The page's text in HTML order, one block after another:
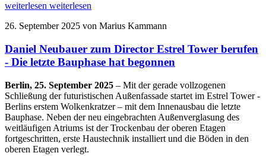
weiterlesen weiterlesen
26. September 2025 von Marius Kammann
Daniel Neubauer zum Director Estrel Tower berufen
- Die letzte Bauphase hat begonnen
Berlin, 25. September 2025 – Mit der gerade vollzogenen
Schließung der futuristischen Außenfassade startet im Estrel Tower -
Berlins erstem Wolkenkratzer – mit dem Innenausbau die letzte
Bauphase. Neben der neu eingebrachten Außenverglasung des
weitläufigen Atriums ist der Trockenbau der oberen Etagen
fortgeschritten, erste Haustechnik installiert und die Böden in den
oberen Etagen verlegt.